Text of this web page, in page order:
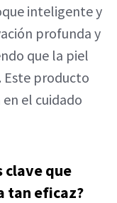
inteligente y
profunda y
que la piel
Este producto
el cuidado
clave que
tan eficaz?